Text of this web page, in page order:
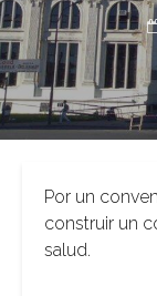
Por un
construir un
salud.